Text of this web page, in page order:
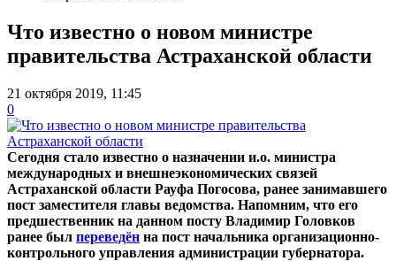
Что известно о новом министре
правительства Астраханской области
21 октября 2019, 11:45
0
Сегодня стало известно о назначении и.о. министра
международных и внешнеэкономических связей
Астраханской области Рауфа Погосова, ранее занимавшего
пост заместителя главы ведомства. Напомним, что его
предшественник на данном посту Владимир Головков
ранее был переведён на пост начальника организационно-
контрольного управления администрации губернатора.